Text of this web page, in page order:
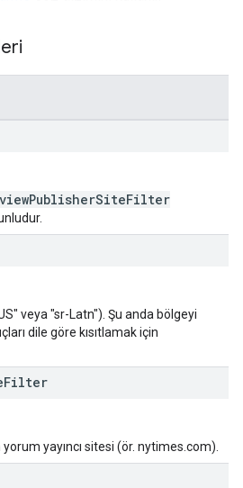
veya "sr-Latn"). Şu anda bölgeyi
dile göre kısıtlamak için
Filter
yayıncı sitesi (ör. nytimes.com).